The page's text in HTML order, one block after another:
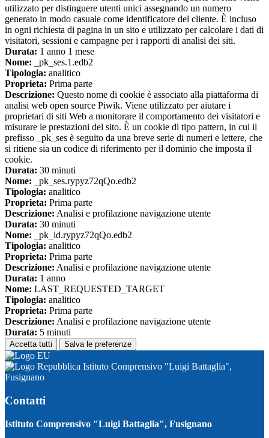
utilizzato per distinguere utenti unici assegnando un numero
generato in modo casuale come identificatore del cliente. È incluso
in ogni richiesta di pagina in un sito e utilizzato per calcolare i dati di
visitatori, sessioni e campagne per i rapporti di analisi dei siti.
Durata: 1 anno 1 mese
Nome: _pk_ses.1.edb2
Tipologia: analitico
Proprieta: Prima parte
Descrizione: Questo nome di cookie è associato alla piattaforma di
analisi web open source Piwik. Viene utilizzato per aiutare i
proprietari di siti Web a monitorare il comportamento dei visitatori e
misurare le prestazioni del sito. È un cookie di tipo pattern, in cui il
prefisso _pk_ses è seguito da una breve serie di numeri e lettere, che
si ritiene sia un codice di riferimento per il dominio che imposta il
cookie.
Durata: 30 minuti
Nome: _pk_ses.rypyz72qQo.edb2
Tipologia: analitico
Proprieta: Prima parte
Descrizione: Analisi e profilazione navigazione utente
Durata: 30 minuti
Nome: _pk_id.rypyz72qQo.edb2
Tipologia: analitico
Proprieta: Prima parte
Descrizione: Analisi e profilazione navigazione utente
Durata: 1 anno
Nome: LAST_REQUESTED_TARGET
Tipologia: analitico
Proprieta: Prima parte
Descrizione: Analisi e profilazione navigazione utente
Durata: 5 minuti
Accetta tutti Salva le preferenze
Istituto Comprensivo "Luigi Battaglia",
Fusignano
Contatti
Istituto Comprensivo "Luigi Battaglia", Fusignano